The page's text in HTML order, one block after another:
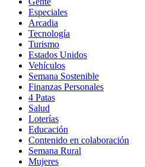
Especiales
Arcadia
Tecnología
Turismo
Estados Unidos
Vehículos
Semana Sostenible
Finanzas Personales
4 Patas
Salud
Loterías
Educación
Contenido en colaboración
Semana Rural
Mujeres